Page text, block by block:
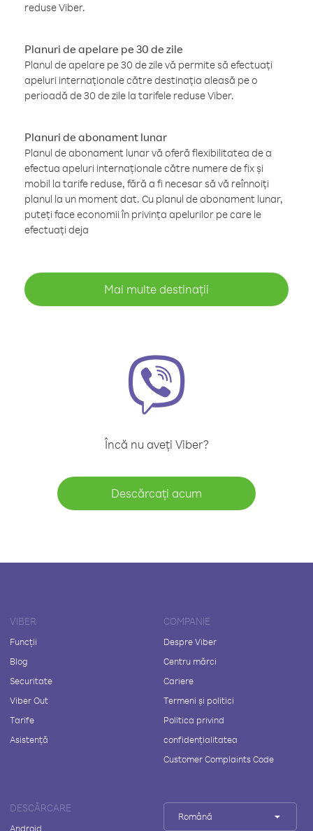
reduse Viber.
Planuri de apelare pe 30 de zile
Planul de apelare pe 30 de zile vă permite să efectuați
apeluri internaționale către destinația aleasă pe o
perioadă de 30 de zile la tarifele reduse Viber.
Planuri de abonament lunar
Planul de abonament lunar vă oferă flexibilitatea de a
efectua apeluri internaționale către numere de fix și
mobil la tarife reduse, fără a fi necesar să vă reînnoiți
planul la un moment dat. Cu planul de abonament lunar,
puteți face economii în privința apelurilor pe care le
efectuați deja
Mai multe destinații
Încă nu aveți Viber?
Descărcați acum
VIBER
Funcții
Blog
Securitate
Viber Out
Tarife
Asistență
COMPANIE
Despre Viber
Centru mărci
Cariere
Termeni și politici
Politica privind
confidențialitatea
Customer Complaints Code
DESCĂRCARE
Android
Română